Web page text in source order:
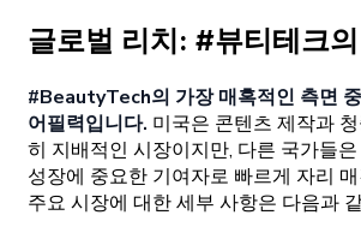
글로벌 리치: #뷰티테크의
#BeautyTech의 가장 매혹적인 측면
어필력입니다. 미국은 콘텐츠 제작과
히 지배적인 시장이지만, 다른 국가들
성장에 중요한 기여자로 빠르게 자리
주요 시장에 대한 세부 사항은 다음과